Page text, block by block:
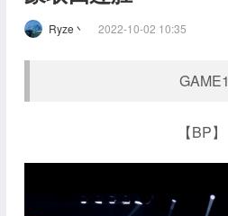
Ryze丶 2022-10-02 10:35
GAME1
【BP】